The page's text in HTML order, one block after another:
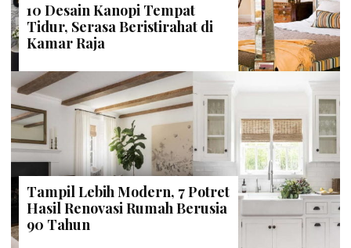
10 Desain Kanopi Tempat
Tidur, Serasa Beristirahat di
Kamar Raja
Tampil Lebih Modern, 7 Potret
Hasil Renovasi Rumah Berusia
90 Tahun